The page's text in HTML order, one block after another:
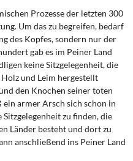
Prozesse der letzten 300
Um das zu begreifen, bedarf
des Kopfes, sondern nur der
gab es im Peiner Land
keine Sitzgelegenheit, die
und Leim hergestellt
den Knochen seiner toten
armer Arsch sich schon in
zu finden, die
Länder besteht und dort zu
anschließend ins Peiner Land